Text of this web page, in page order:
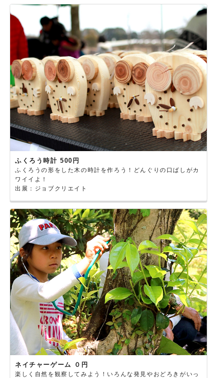
ふくろう時計 500円
ふくろうの形をした木の時計を作ろう！どんぐりの口ばしがカ
ワイイよ！
出展：ジョブクリエイト
ネイチャーゲーム ０円
楽しく自然を観察してみよう！いろんな発見やおどろきがいっ